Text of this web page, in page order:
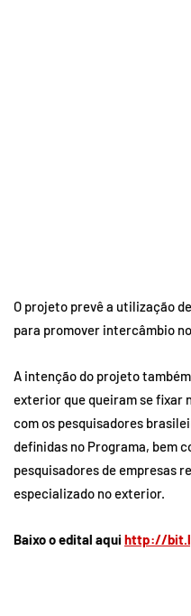
O projeto prevê a utilização
para promover intercâmbio
A intenção do projeto
exterior que queiram se fixar
com os pesquisadores
definidas no Programa, bem
pesquisadores de empresas
especializado no exterior.
Baixo o edital aqui http://